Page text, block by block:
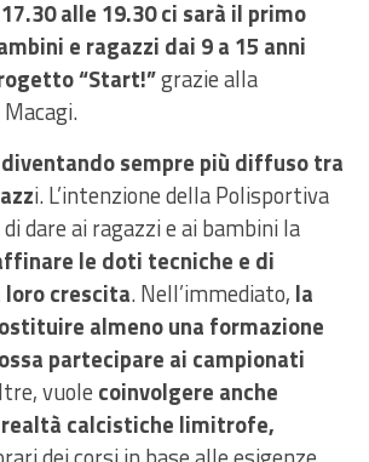
alle 19.30 ci sarà il primo
e ragazzi dai 9 a 15 anni
“Start!”grazie alla
sempre più diffuso tra
i. L’intenzione della Polisportiva
dare ai ragazzi e ai bambini la
le doti tecniche e di
crescita. Nell’immediato, la
almeno una formazione
partecipare ai campionati
vuole coinvolgere anche
calcistiche limitrofe,